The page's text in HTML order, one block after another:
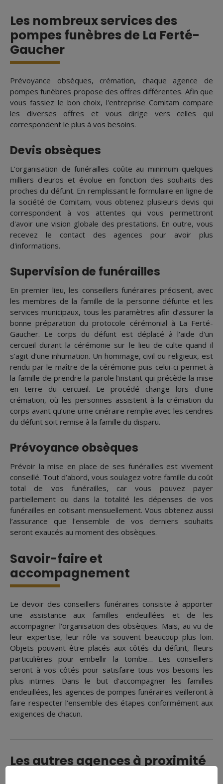
Les nombreux services des
pompes funèbres de La Ferté-
Gaucher
Prévoyance obsèques, crémation, chaque agence de
pompes funèbres propose des offres différentes. Afin que
vous fassiez le bon choix, l'entreprise Comitam compare
les diverses offres et vous dirige vers celles qui
correspondent le plus à vos besoins.
Devis obsèques
L’organisation de funérailles coûte au minimum quelques
milliers d'euros et évolue en fonction des souhaits des
proches du défunt. En remplissant le formulaire en ligne de
la société de Comitam, vous obtenez plusieurs devis qui
correspondent à vos attentes qui vous permettront
d'avoir une vision globale des prestations. En outre, vous
recevez le contact des agences pour avoir plus
d'informations.
Supervision de funérailles
En premier lieu, les conseillers funéraires précisent, avec
les membres de la famille de la personne défunte et les
services municipaux, tous les paramètres afin d’assurer la
bonne préparation du protocole cérémonial à La Ferté-
Gaucher. Le corps du défunt est déplacé à l'aide d'un
cercueil durant la cérémonie sur le lieu de culte quand il
s’agit d’une inhumation. Un hommage, civil ou religieux, est
rendu par le maître de la cérémonie puis celui-ci permet à
la famille de prendre la parole l’instant qui précède la mise
en terre du cercueil. Le procédé change lors d'une
crémation, où les personnes assistent à la crémation du
corps avant qu’une urne cinéraire remplie avec les cendres
du défunt soit remise à la famille du disparu.
Prévoyance obsèques
Prévoir la mise en place de ses funérailles est vivement
conseillé. Tout d’abord, vous soulagez votre famille du coût
total de vos funérailles, car vous pouvez payer
partiellement ou dans la totalité les dépenses de vos
funérailles en cotisant mensuellement. Vous obtenez aussi
l’assurance que l'ensemble de vos derniers souhaits
seront exaucés au moment des obsèques.
Savoir-faire et
accompagnement
Le devoir des conseillers funéraires consiste à apporter
une assistance aux familles endeuillées et de les
accompagner l'organisation des obsèques. Mais, au vu de
leur expertise, leur rôle va souvent beaucoup plus loin.
Objets pouvant être placés aux côtés du défunt, fleurs
particulières pour embellir la tombe… Les conseillers
seront à vos côtés pour satisfaire tous vos besoins les
plus intimes. Dans le but d'accompagner les familles
endeuillées, les agences de pompes funéraires veilleront à
faire respecter l'ensemble des étapes conformément aux
exigences de chacun.
Les autres agences à proximité